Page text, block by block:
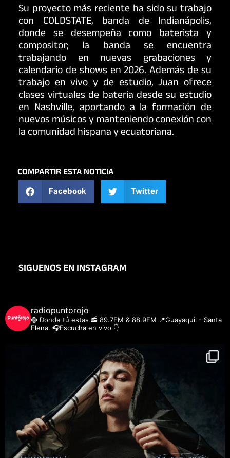
Su proyecto más reciente ha sido su trabajo
con COLDSTATE, banda de Indianápolis,
donde se desempeña como baterista y
compositor; la banda se encuentra
trabajando en nuevas grabaciones y
calendario de shows en 2026. Además de su
trabajo en vivo y de estudio, Juan ofrece
clases virtuales de batería desde su estudio
en Nashville, aportando a la formación de
nuevos músicos y manteniendo conexión con
la comunidad hispana y ecuatoriana.
COMPARTIR ESTA NOTICIA
Facebook Twitter
SIGUENOS EN INSTAGRAM
radiopuntorojo
🟣 Donde tú estas 📻 89.7FM & 88.9FM 📍Guayaquil - Santa
Elena. 🎧Escucha en vivo 👇